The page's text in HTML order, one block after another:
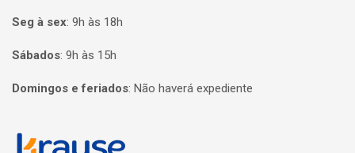
Seg à sex: 9h às 18h
Sábados: 9h às 15h
Domingos e feriados: Não haverá expediente
Página inicial